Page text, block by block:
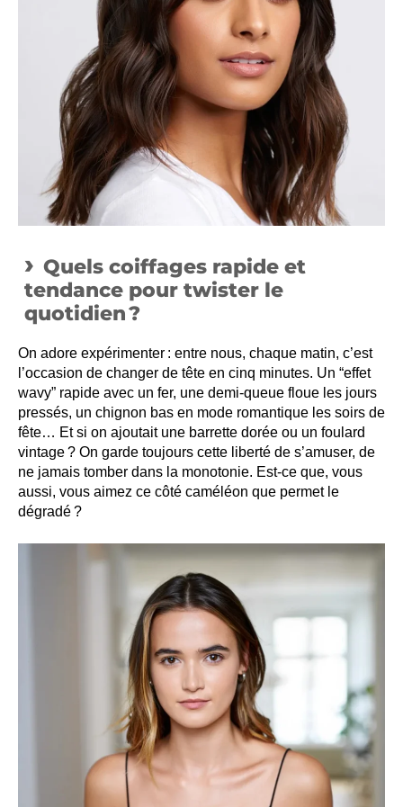
Quels coiffages rapide et
tendance pour twister le
quotidien ?
On adore expérimenter : entre nous, chaque matin, c’est
l’occasion de changer de tête en cinq minutes. Un “effet
wavy” rapide avec un fer, une demi-queue floue les jours
pressés, un chignon bas en mode romantique les soirs de
fête… Et si on ajoutait une barrette dorée ou un foulard
vintage ? On garde toujours cette liberté de s’amuser, de
ne jamais tomber dans la monotonie. Est-ce que, vous
aussi, vous aimez ce côté caméléon que permet le
dégradé ?